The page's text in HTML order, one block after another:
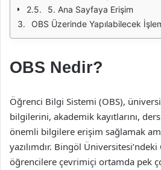
5. Ana Sayfaya Erişim
OBS Üzerinde Yapılabilecek
OBS Nedir?
Öğrenci Bilgi Sistemi (OBS),
bilgilerini, akademik kayıtlarını,
önemli bilgilere erişim sağlamak
yazılımdır. Bingöl
öğrencilere çevrimiçi ortamda pek